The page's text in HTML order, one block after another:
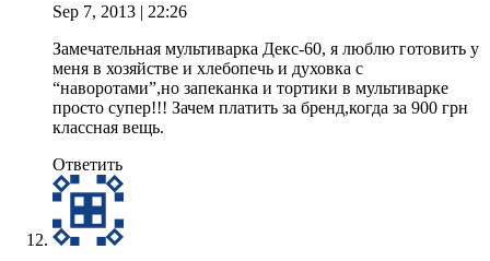
Sep 7, 2013 | 22:26
Замечательная мультиварка Декс-60, я люблю готовить у
меня в хозяйстве и хлебопечь и духовка с
“наворотами”,но запеканка и тортики в мультиварке
просто супер!!! Зачем платить за бренд,когда за 900 грн
классная вещь.
Ответить